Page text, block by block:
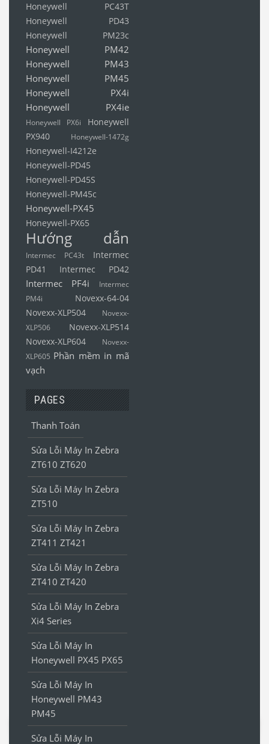
Honeywell PC43T
Honeywell PD43
Honeywell PM23c
Honeywell PM42
Honeywell PM43
Honeywell PM45
Honeywell PX4i
Honeywell PX4ie
Honeywell PX6i
Honeywell
PX940
Honeywell-1472g
Honeywell-I4212e
Honeywell-PD45
Honeywell-PD45S
Honeywell-PM45c
Honeywell-PX45
Honeywell-PX65
Hướng dẫn
Intermec PC43t
Intermec
PD41
Intermec PD42
Intermec PF4i
Intermec
PM4i
Novexx-64-04
Novexx-XLP504
Novexx-
XLP506
Novexx-XLP514
Novexx-XLP604
Novexx-
XLP605 Phần mềm in mã
vạch
PAGES
Thanh Toán
Sửa Lỗi Máy In Zebra
ZT610 ZT620
Sửa Lỗi Máy In Zebra
ZT510
Sửa Lỗi Máy In Zebra
ZT411 ZT421
Sửa Lỗi Máy In Zebra
ZT410 ZT420
Sửa Lỗi Máy In Zebra
Xi4 Series
Sửa Lỗi Máy In
Honeywell PX45 PX65
Sửa Lỗi Máy In
Honeywell PM43
PM45
Sửa Lỗi Máy In